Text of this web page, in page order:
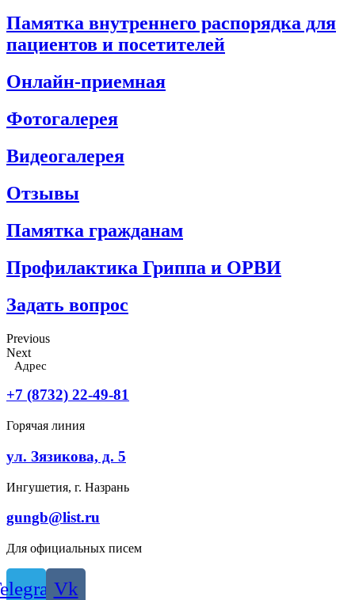
Памятка внутреннего распорядка для
пациентов и посетителей
Онлайн-приемная
Фотогалерея
Видеогалерея
Отзывы
Памятка гражданам
Профилактика Гриппа и ОРВИ
Задать вопрос
Previous
Next
Адрес
+7 (8732) 22-49-81
Горячая линия
ул. Зязикова, д. 5
Ингушетия, г. Назрань
gungb@list.ru
Для официальных писем
Vk